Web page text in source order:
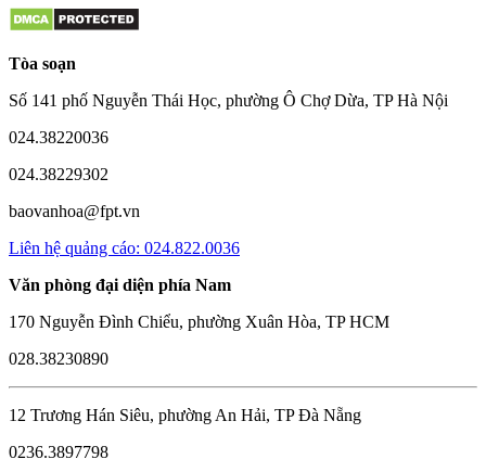
Tòa soạn
Số 141 phố Nguyễn Thái Học, phường Ô Chợ Dừa, TP Hà Nội
024.38220036
024.38229302
baovanhoa@fpt.vn
Liên hệ quảng cáo: 024.822.0036
Văn phòng đại diện phía Nam
170 Nguyễn Đình Chiểu, phường Xuân Hòa, TP HCM
028.38230890
12 Trương Hán Siêu, phường An Hải, TP Đà Nẵng
0236.3897798